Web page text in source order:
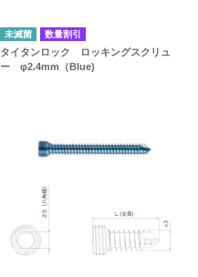
未滅菌 数量割引
タイタンロック ロッキングスクリュ
ー φ2.4mm（Blue)